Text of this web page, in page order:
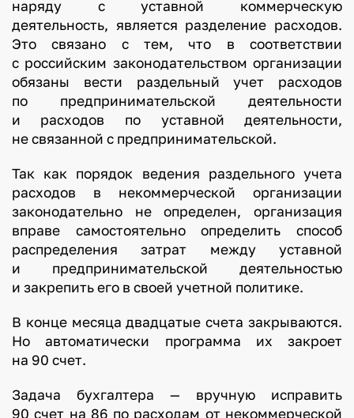
наряду с уставной коммерческую
деятельность, является разделение расходов.
Это связано с тем, что в соответствии
с российским законодательством организации
обязаны вести раздельный учет расходов
по предпринимательской деятельности
и расходов по уставной деятельности,
не связанной с предпринимательской.
Так как порядок ведения раздельного учета
расходов в некоммерческой организации
законодательно не определен, организация
вправе самостоятельно определить способ
распределения затрат между уставной
и предпринимательской деятельностью
и закрепить его в своей учетной политике.
В конце месяца двадцатые счета закрываются.
Но автоматически программа их закроет
на 90 счет.
Задача бухгалтера — вручную исправить
90 счет на 86 по расходам от некоммерческой